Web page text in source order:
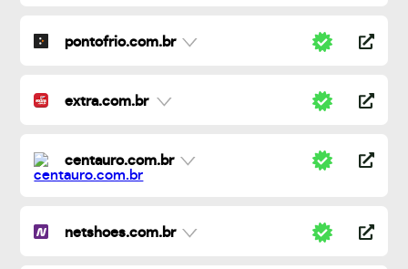
pontofrio.com.br
extra.com.br
centauro.com.br
netshoes.com.br